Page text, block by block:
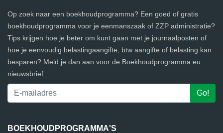
Op zoek naar een boekhoudprogramma? Een goed of gratis
boekhoudprogramma voor je eenmanszaak of ZZP administratie?
Tips krijgen hoe je beter om kunt gaan met je journaalposten of
hoe je eenvoudig belastingaangifte, btw aangifte of belasting kan
besparen? Meld je dan aan voor de Boekhoudprogramma.eu
nieuwsbrief.
BOEKHOUDPROGRAMMA'S